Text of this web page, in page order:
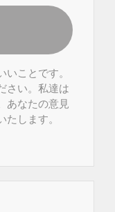
ことです。
さい。私達は
あなたの意見
します。